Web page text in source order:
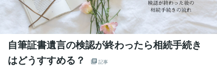
自筆証書遺言の検認が終わったら相続手続き
はどうすすめる？
記事